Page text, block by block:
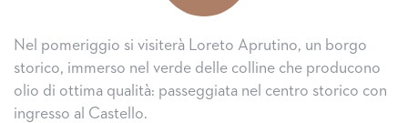
Nel pomeriggio si visiterà Loreto Aprutino, un borgo
storico, immerso nel verde delle colline che producono
olio di ottima qualità: passeggiata nel centro storico con
ingresso al Castello.